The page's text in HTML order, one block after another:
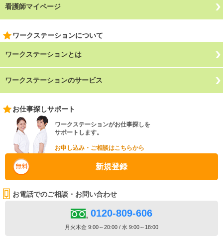
看護師マイページ
ワークステーションについて
ワークステーションとは
ワークステーションのサービス
お仕事探しサポート
ワークステーションがお仕事探しを
サポートします。
お申し込み・ご相談はこちらから
新規登録
お電話でのご相談・お問い合わせ
0120-809-606
月火木金 9:00～20:00 / 水 9:00～18:00